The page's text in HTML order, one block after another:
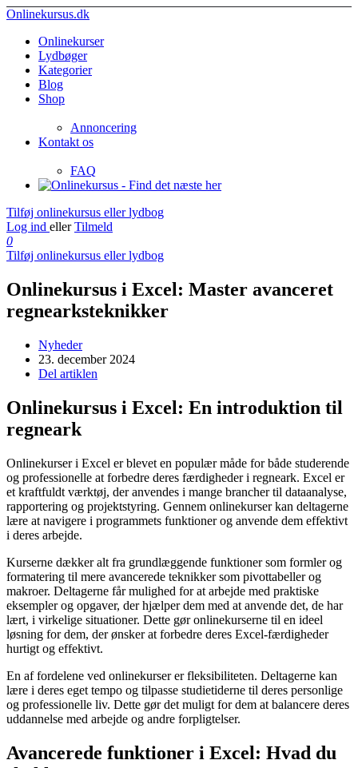
Onlinekursus.dk
Onlinekurser
Lydbøger
Kategorier
Blog
Shop
Annoncering
Kontakt os
FAQ
Tilføj onlinekursus eller lydbog
Log ind eller Tilmeld
0
Tilføj onlinekursus eller lydbog
Onlinekursus i Excel: Master avanceret
regnearksteknikker
Nyheder
23. december 2024
Del artiklen
Onlinekursus i Excel: En introduktion til
regneark
Onlinekurser i Excel er blevet en populær måde for både studerende
og professionelle at forbedre deres færdigheder i regneark. Excel er
et kraftfuldt værktøj, der anvendes i mange brancher til dataanalyse,
rapportering og projektstyring. Gennem onlinekurser kan deltagerne
lære at navigere i programmets funktioner og anvende dem effektivt
i deres arbejde.
Kurserne dækker alt fra grundlæggende funktioner som formler og
formatering til mere avancerede teknikker som pivottabeller og
makroer. Deltagerne får mulighed for at arbejde med praktiske
eksempler og opgaver, der hjælper dem med at anvende det, de har
lært, i virkelige situationer. Dette gør onlinekurserne til en ideel
løsning for dem, der ønsker at forbedre deres Excel-færdigheder
hurtigt og effektivt.
En af fordelene ved onlinekurser er fleksibiliteten. Deltagerne kan
lære i deres eget tempo og tilpasse studietiderne til deres personlige
og professionelle liv. Dette gør det muligt for dem at balancere deres
uddannelse med arbejde og andre forpligtelser.
Avancerede funktioner i Excel: Hvad du